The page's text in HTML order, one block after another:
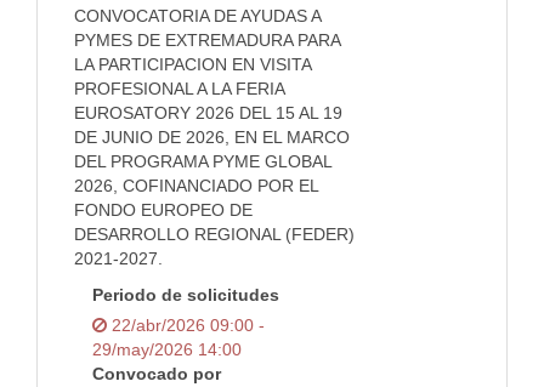
CONVOCATORIA DE AYUDAS A
PYMES DE EXTREMADURA PARA
LA PARTICIPACION EN VISITA
PROFESIONAL A LA FERIA
EUROSATORY 2026 DEL 15 AL 19
DE JUNIO DE 2026, EN EL MARCO
DEL PROGRAMA PYME GLOBAL
2026, COFINANCIADO POR EL
FONDO EUROPEO DE
DESARROLLO REGIONAL (FEDER)
2021-2027.
Periodo de solicitudes
22/abr/2026 09:00 -
29/may/2026 14:00
Convocado por